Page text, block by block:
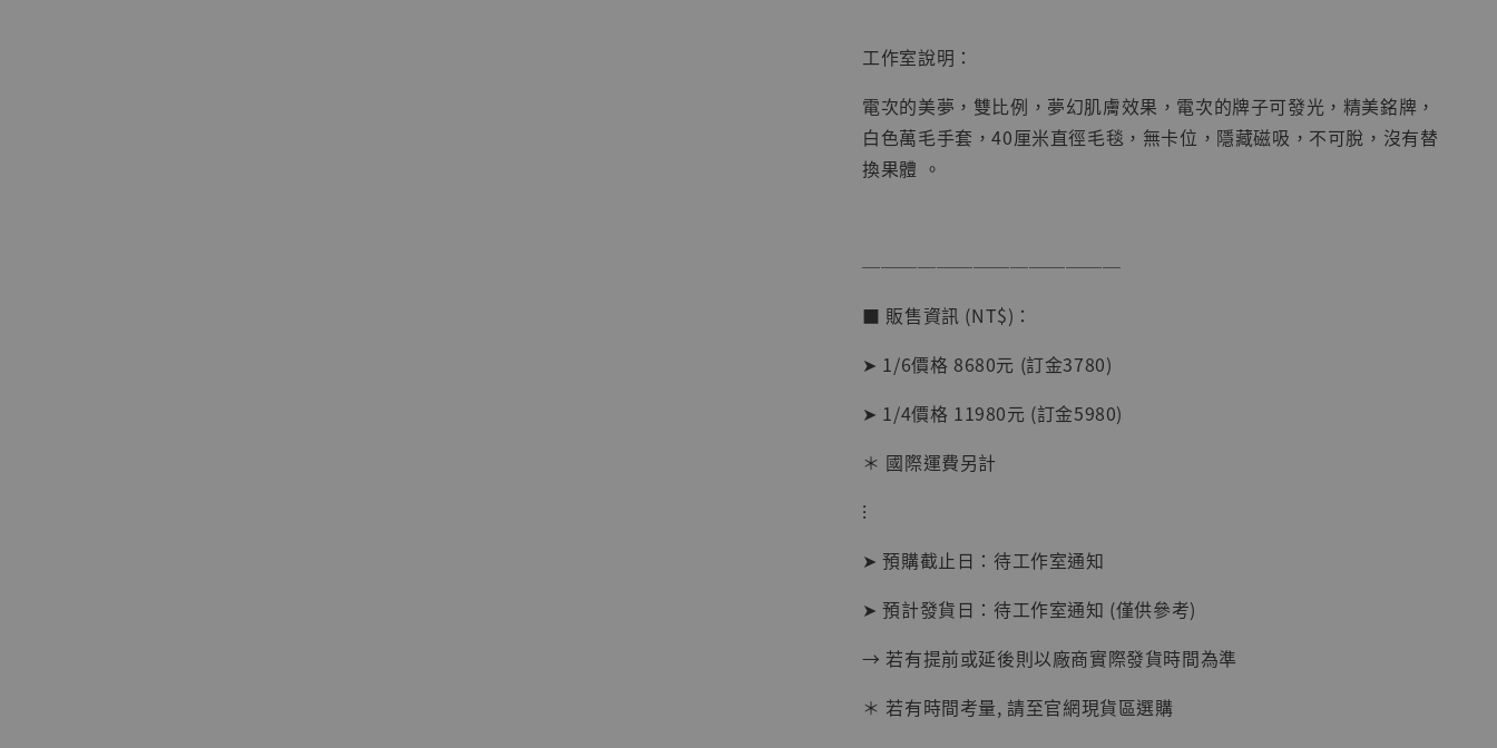
【店內現貨】海賊王
系列蒐藏雕像 布魯
克達摩 [7STARS
Studio]
BJSTUDIO 1/6系列
工作室說明：
電次的美夢，雙比例，夢幻肌膚效果，電次的牌子可發光，精美銘牌，
白色萬毛手套，40厘米直徑毛毯，無卡位，隱藏磁吸，不可脫，沒有替
換果體 。
──────────────
■ 販售資訊 (NT$)：
➤ 1/6價格 8680元 (訂金3780)
➤ 1/4價格 11980元 (訂金5980)
＊ 國際運費另計
⁝
➤ 預購截止日：待工作室通知
➤ 預計發貨日：待工作室通知 (僅供參考)
→ 若有提前或延後則以廠商實際發貨時間為準
＊ 若有時間考量, 請至官網現貨區選購